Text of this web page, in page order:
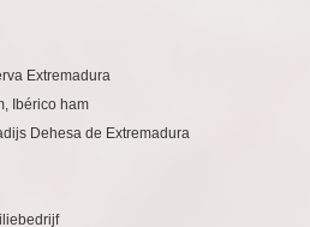
Extremadura
Ibérico ham
Dehesa de Extremadura